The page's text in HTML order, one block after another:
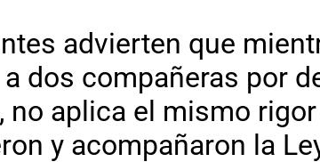
advierten que
dos compañeras por
no aplica el mismo
y acompañaron la